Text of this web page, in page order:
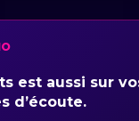
est aussi sur
d’écoute.